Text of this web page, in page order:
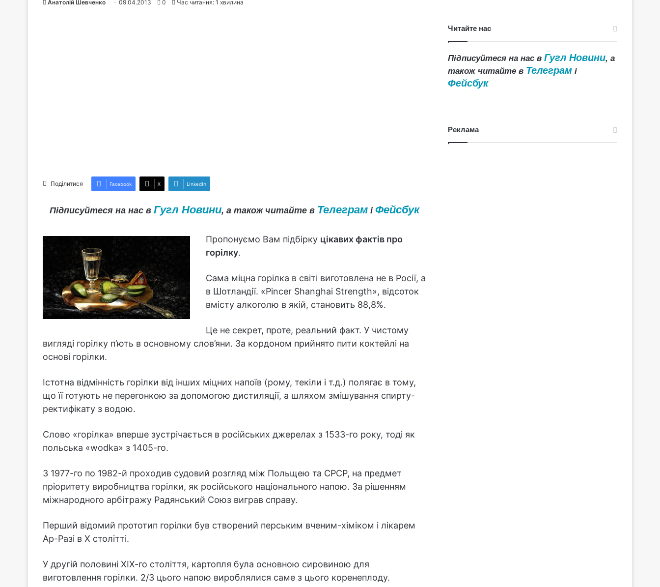
Анатолій Шевченко 09.04.2013 0 Час читання: 1 хвилина
Поділитися Facebook X LinkedIn
Підписуйтеся на нас в Гугл Новини, а також читайте в Телеграмі Фейсбук
Пропонуємо Вам підбірку цікавих фактів про
горілку.
Сама міцна горілка в світі виготовлена не в Росії, а
в Шотландії. «Pincer Shanghai Strength», відсоток
вмісту алкоголю в якій, становить 88,8%.
Це не секрет, проте, реальний факт. У чистому
вигляді горілку п’ють в основному слов’яни. За кордоном прийнято пити коктейлі на
основі горілки.
Істотна відмінність горілки від інших міцних напоїв (рому, текіли і т.д.) полягає в тому,
що її готують не перегонкою за допомогою дистиляції, а шляхом змішування спирту-
ректифікату з водою.
Слово «горілка» вперше зустрічається в російських джерелах з 1533-го року, тоді як
польська «wodka» з 1405-го.
З 1977-го по 1982-й проходив судовий розгляд між Польщею та СРСР, на предмет
пріоритету виробництва горілки, як російського національного напою. За рішенням
міжнародного арбітражу Радянський Союз виграв справу.
Перший відомий прототип горілки був створений перським вченим-хіміком і лікарем
Ар-Разі в Х столітті.
У другій половині ХІХ-го століття, картопля була основною сировиною для
виготовлення горілки. 2/3 цього напою вироблялися саме з цього коренеплоду.
Читайте нас
Підписуйтеся на нас вГугл Новини, а
також читайте в Телеграм і
Фейсбук
Реклама